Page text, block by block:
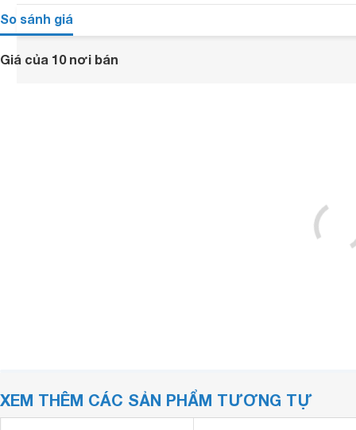
So sánh giá
Giá của 10 nơi bán
XEM THÊM CÁC SẢN PHẨM TƯƠNG TỰ